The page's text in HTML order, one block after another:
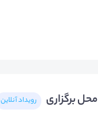
محل برگزاری رویداد آنلاین